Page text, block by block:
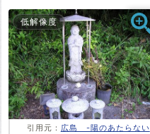
低解像度
引用元： 広島 -陽のあたらない